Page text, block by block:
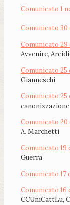
Comunicato 1
Comunicato
Comunicato
Avvenire,
Comunicato
Gianneschi
Comunicato
Comunicato
A. Marchetti
Comunicato
Guerra
Comunicato
Comunicato
CCUniCattLu,